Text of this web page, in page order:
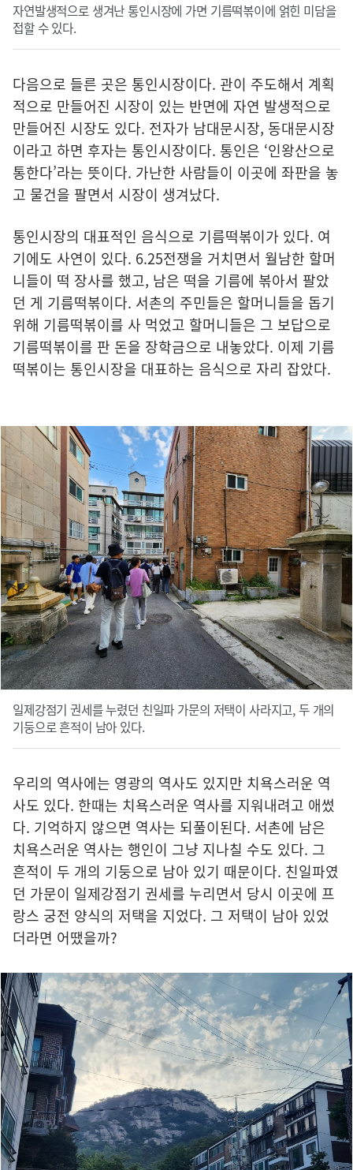
자연발생적으로 생겨난 통인시장에 가면 기름떡볶이에 얽힌 미담을
접할 수 있다.
다음으로 들른 곳은 통인시장이다. 관이 주도해서 계획
적으로 만들어진 시장이 있는 반면에 자연 발생적으로
만들어진 시장도 있다. 전자가 남대문시장, 동대문시장
이라고 하면 후자는 통인시장이다. 통인은 ‘인왕산으로
통한다’라는 뜻이다. 가난한 사람들이 이곳에 좌판을 놓
고 물건을 팔면서 시장이 생겨났다.
통인시장의 대표적인 음식으로 기름떡볶이가 있다. 여
기에도 사연이 있다. 6.25전쟁을 거치면서 월남한 할머
니들이 떡 장사를 했고, 남은 떡을 기름에 볶아서 팔았
던 게 기름떡볶이다. 서촌의 주민들은 할머니들을 돕기
위해 기름떡볶이를 사 먹었고 할머니들은 그 보답으로
기름떡볶이를 판 돈을 장학금으로 내놓았다. 이제 기름
떡볶이는 통인시장을 대표하는 음식으로 자리 잡았다.
일제강점기 권세를 누렸던 친일파 가문의 저택이 사라지고, 두 개의
기둥으로 흔적이 남아 있다.
우리의 역사에는 영광의 역사도 있지만 치욕스러운 역
사도 있다. 한때는 치욕스러운 역사를 지워내려고 애썼
다. 기억하지 않으면 역사는 되풀이된다. 서촌에 남은
치욕스러운 역사는 행인이 그냥 지나칠 수도 있다. 그
흔적이 두 개의 기둥으로 남아 있기 때문이다. 친일파였
던 가문이 일제강점기 권세를 누리면서 당시 이곳에 프
랑스 궁전 양식의 저택을 지었다. 그 저택이 남아 있었
더라면 어땠을까?